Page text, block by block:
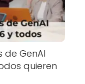
de GenAI
quieren